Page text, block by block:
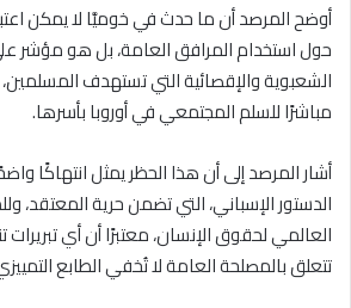
أوضح المرصد أن ما حدث في خوميَّا لا يمكن
حول استخدام المرافق العامة، بل هو مؤشر
الشعبوية والإقصائية التي تستهدف
مباشرًا للسلم المجتمعي في أوروبا بأسرها.
العالمي لحقوق الإنسان، معتبرًا أن أي تبريرات
تتعلق بالمصلحة العامة لا تُخفي الطابع